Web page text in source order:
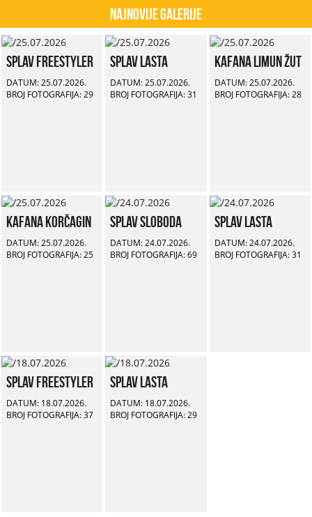
Najnovije Galerije
Splav Freestyler
DATUM: 25.07.2026.
BROJ FOTOGRAFIJA: 29
Splav Lasta
DATUM: 25.07.2026.
BROJ FOTOGRAFIJA: 31
Kafana Limun Žut
DATUM: 25.07.2026.
BROJ FOTOGRAFIJA: 28
Kafana Korčagin
DATUM: 25.07.2026.
BROJ FOTOGRAFIJA: 25
Splav Sloboda
DATUM: 24.07.2026.
BROJ FOTOGRAFIJA: 69
Splav Lasta
DATUM: 24.07.2026.
BROJ FOTOGRAFIJA: 31
Splav Freestyler
DATUM: 18.07.2026.
BROJ FOTOGRAFIJA: 37
Splav Lasta
DATUM: 18.07.2026.
BROJ FOTOGRAFIJA: 29